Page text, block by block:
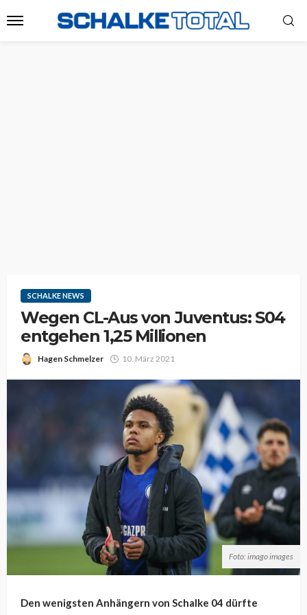
SCHALKE NEWS
Wegen CL-Aus von Juventus: S04
entgehen 1,25 Millionen
Hagen Schmelzer 10. März 2021
Foto: imago images
Den wenigsten Anhängern von Schalke 04 dürfte